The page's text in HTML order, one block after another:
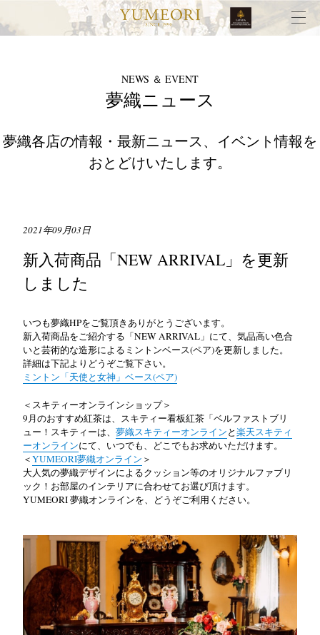
NEWS ＆ EVENT
夢織ニュース
夢織各店の情報・最新ニュース、イベント情報を
おとどけいたします。
2021年09月03日
新入荷商品「NEW ARRIVAL」を更新
しました
いつも夢織HPをご覧頂きありがとうございます。
新入荷商品をご紹介する「NEW ARRIVAL」にて、気品高い色合
いと芸術的な造形によるミントンベース(ペア)を更新しました。
詳細は下記よりどうぞご覧下さい。
ミントン「天使と女神」ベース(ペア)
＜スキティーオンラインショップ＞
9月のおすすめ紅茶は、スキティー看板紅茶「ベルファストブリ
ュー！スキティーは、夢織スキティーオンラインと楽天スキティ
ーオンラインにて、いつでも、どこでもお求めいただけます。
＜YUMEORI夢織オンライン ＞
大人気の夢織デザインによるクッション等のオリジナルファブリ
ック！お部屋のインテリアに合わせてお選び頂けます。
YUMEORI 夢織オンラインを、どうぞご利用ください。